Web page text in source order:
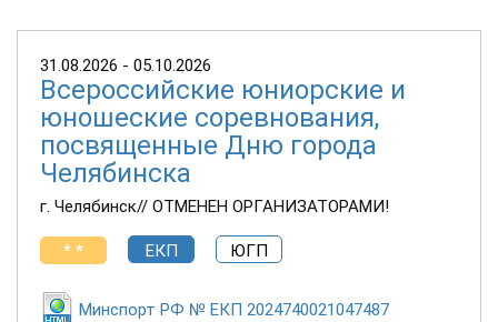
31.08.2026 - 05.10.2026
Всероссийские юниорские и
юношеские соревнования,
посвященные Дню города
Челябинска
г. Челябинск// ОТМЕНЕН ОРГАНИЗАТОРАМИ!
* * ЕКП ЮГП
Минспорт РФ № ЕКП 2024740021047487